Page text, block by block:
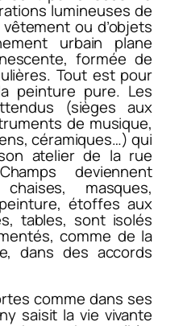
lumineuses de
vêtement ou d’objets
urbain plane
formée de
Tout est pour
peinture pure. Les
(sièges aux
de musique,
céramiques…) qui
atelier de la rue
deviennent
masques,
étoffes aux
tables, sont isolés
comme de la
dans des accords
comme dans ses
saisit la vie vivante